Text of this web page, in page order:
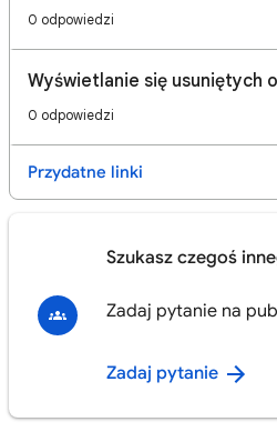
0 odpowiedzi
Wyświetlanie się usuniętych
0 odpowiedzi
Przydatne linki
Szukasz czegoś
Zadaj pytanie na
Zadaj pytanie